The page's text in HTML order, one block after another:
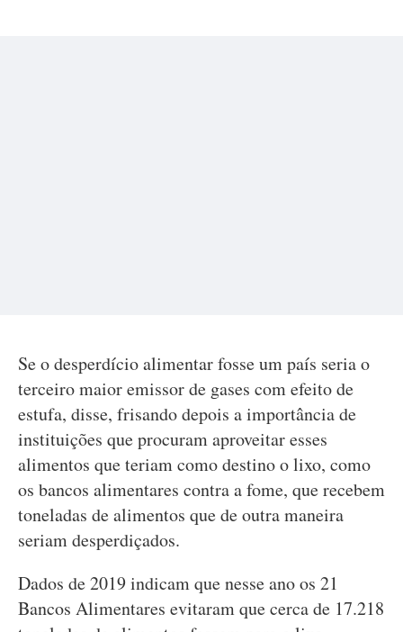
Se o desperdício alimentar fosse um país seria o
terceiro maior emissor de gases com efeito de
estufa, disse, frisando depois a importância de
instituições que procuram aproveitar esses
alimentos que teriam como destino o lixo, como
os bancos alimentares contra a fome, que recebem
toneladas de alimentos que de outra maneira
seriam desperdiçados.
Dados de 2019 indicam que nesse ano os 21
Bancos Alimentares evitaram que cerca de 17.218